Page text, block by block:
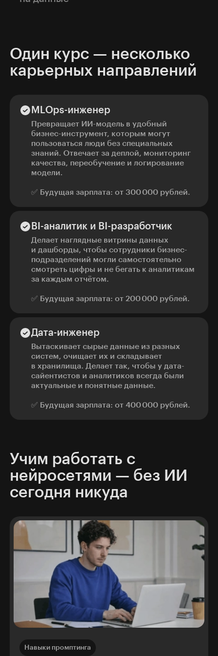
компаниям из e-commerce, банков,
IT и медицины — везде, где есть данные
и деньги.
Один курс — несколько
карьерных направлений
MLOps-инженер
Превращает ИИ-модель в удобный
бизнес-инструмент, которым могут
пользоваться люди без специальных
знаний. Отвечает за деплой, мониторинг
качества, переобучение и логирование
модели.
✅ Будущая зарплата: от 300 000 рублей.
BI-аналитик и BI-разработчик
Делает наглядные витрины данных
и дашборды, чтобы сотрудники бизнес-
подразделений могли самостоятельно
смотреть цифры и не бегать к аналитикам
за каждым отчётом.
✅ Будущая зарплата: от 200 000 рублей.
Дата-инженер
Вытаскивает сырые данные из разных
систем, очищает их и складывает
в хранилища. Делает так, чтобы у дата-
сайентистов и аналитиков всегда были
актуальные и понятные данные.
✅ Будущая зарплата: от 400 000 рублей.
Учим работать с
нейросетями — без ИИ
сегодня никуда
Навыки промптинга